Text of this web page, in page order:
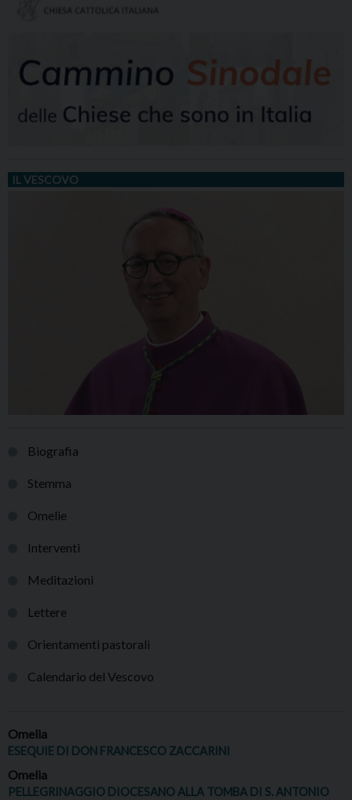
IL VESCOVO
Biografia
Stemma
Omelie
Interventi
Meditazioni
Lettere
Orientamenti pastorali
Calendario del Vescovo
Omelia
ESEQUIE DI DON FRANCESCO ZACCARINI
Omelia
PELLEGRINAGGIO DIOCESANO ALLA TOMBA DI S. ANTONIO